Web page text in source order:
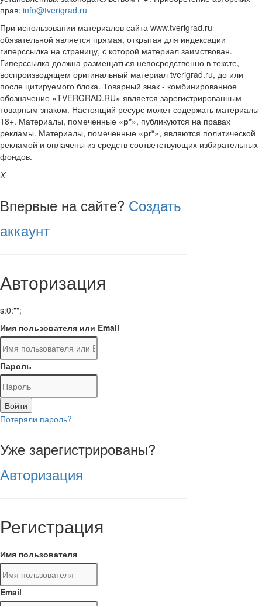
прав: info@tverigrad.ru
При использовании материалов сайта www.tverigrad.ru
обязательной является прямая, открытая для индексации
гиперссылка на страницу, с которой материал заимствован.
Гиперссылка должна размещаться непосредственно в тексте,
воспроизводящем оригинальный материал tverigrad.ru, до или
после цитируемого блока. Товарный знак - комбинированное
обозначение «TVERGRAD.RU» является зарегистрированным
товарным знаком. Настоящий ресурс может содержать материалы
18+. Материалы, помеченные «р*», публикуются на правах
рекламы. Материалы, помеченные «рr*», являются политической
рекламой и оплачены из средств соответствующих избирательных
фондов.
X
Впервые на сайте? Создать
аккаунт
Авторизация
s:0:"";
Имя пользователя или Email
Пароль
Войти
Потеряли пароль?
Уже зарегистрированы?
Авторизация
Регистрация
Имя пользователя
Email